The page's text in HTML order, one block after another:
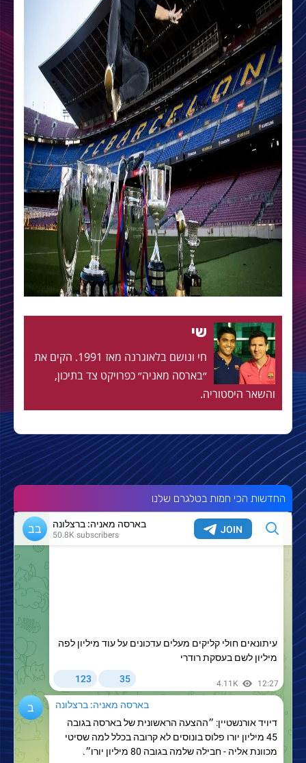
שי
חי ונושם בלאוגרנה מאז 1991. הקים את
״בארסה מאניה״ כפרויקט צד בתיכון,
והשאר היסטוריה.
החדשות הכי חמות בטלגרם שלנו